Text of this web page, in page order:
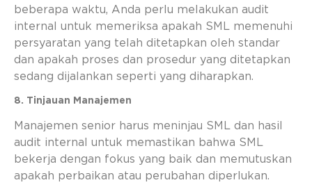
beberapa waktu, Anda perlu melakukan audit
internal untuk memeriksa apakah SML memenuhi
persyaratan yang telah ditetapkan oleh standar
dan apakah proses dan prosedur yang ditetapkan
sedang dijalankan seperti yang diharapkan.
8. Tinjauan Manajemen
Manajemen senior harus meninjau SML dan hasil
audit internal untuk memastikan bahwa SML
bekerja dengan fokus yang baik dan memutuskan
apakah perbaikan atau perubahan diperlukan.